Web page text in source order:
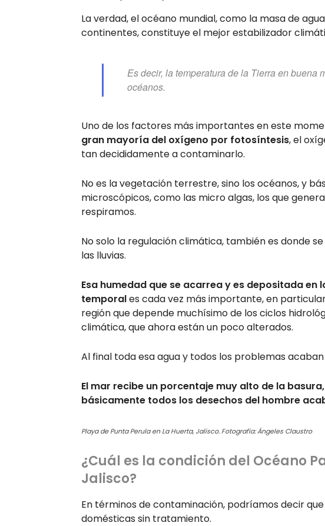
La verdad, el océano mundial, como la masa de
continentes, constituye el mejor estabilizador
Es decir, la temperatura de la Tierra en buena
océanos.
Uno de los factores más importantes en este
gran mayoría del oxígeno por fotosíntesis, el
tan decididamente a contaminarlo.
No es la vegetación terrestre, sino los océanos, y
microscópicos, como las micro algas, los que
respiramos.
No solo la regulación climática, también es donde
las lluvias.
Esa humedad que se acarrea y es depositada en
temporales cada vez más importante, en
región que depende muchísimo de los ciclos
climática, que ahora están un poco alterados.
Al final toda esa agua y todos los problemas
El mar recibe un porcentaje muy alto de la
básicamente todos los desechos del hombre
Playa de Punta Perula en La Huerta, Jalisco. Fotografía: Ángeles Claustro
¿Cuál es la condición del Océano
Jalisco?
En términos de contaminación, podríamos decir
domésticas sin tratamiento.